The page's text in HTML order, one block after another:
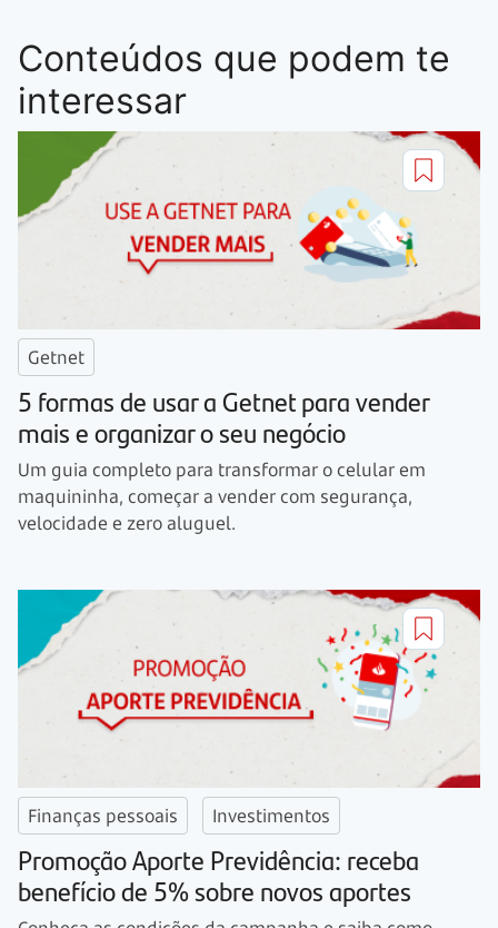
Conteúdos que podem te
interessar
Getnet
5 formas de usar a Getnet para vender
mais e organizar o seu negócio
Um guia completo para transformar o celular em
maquininha, começar a vender com segurança,
velocidade e zero aluguel.
Finanças pessoais Investimentos
Promoção Aporte Previdência: receba
benefício de 5% sobre novos aportes